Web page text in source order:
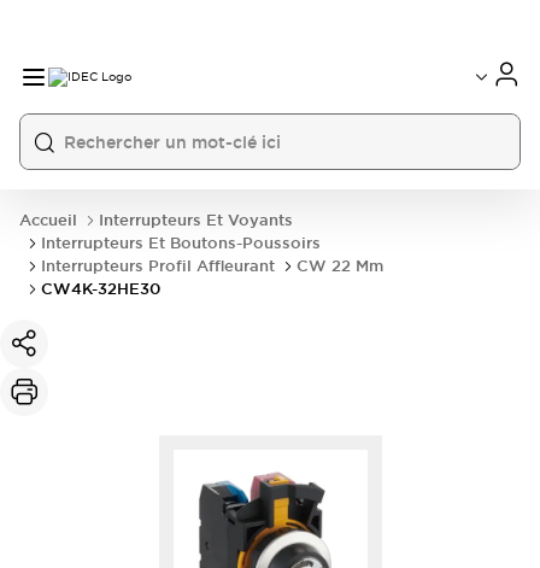
Accueil
Interrupteurs Et Voyants
Interrupteurs Et Boutons-Poussoirs
Interrupteurs Profil Affleurant
CW 22 Mm
CW4K-32HE30